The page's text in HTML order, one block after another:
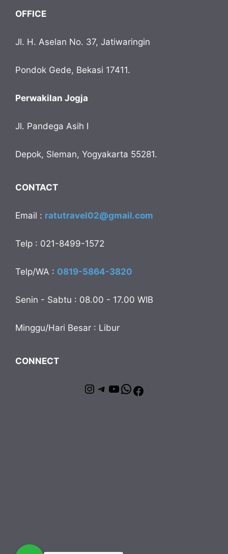
OFFICE
Jl. H. Aselan No. 37, Jatiwaringin
Pondok Gede, Bekasi 17411.
Perwakilan Jogja
Jl. Pandega Asih I
Depok, Sleman, Yogyakarta 55281.
CONTACT
Email : ratutravel02@gmail.com
Telp : 021-8499-1572
Telp/WA : 0819-5864-3820
Senin - Sabtu : 08.00 - 17.00 WIB
Minggu/Hari Besar : Libur
CONNECT